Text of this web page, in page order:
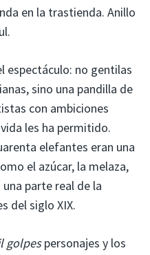
en la trastienda. Anillo
espectáculo: no gentilas
sino una pandilla de
con ambiciones
les ha permitido.
elefantes eran una
el azúcar, la melaza,
una parte real de la
del siglo XIX.
golpespersonajes y los